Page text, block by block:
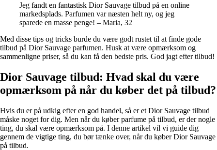
Jeg fandt en fantastisk Dior Sauvage tilbud på en online
markedsplads. Parfumen var næsten helt ny, og jeg
sparede en masse penge! – Maria, 32
Med disse tips og tricks burde du være godt rustet til at finde gode
tilbud på Dior Sauvage parfumen. Husk at være opmærksom og
sammenligne priser, så du kan få den bedste pris. God jagt efter tilbud!
Dior Sauvage tilbud: Hvad skal du være
opmærksom på når du køber det på tilbud?
Hvis du er på udkig efter en god handel, så er et Dior Sauvage tilbud
måske noget for dig. Men når du køber parfume på tilbud, er der nogle
ting, du skal være opmærksom på. I denne artikel vil vi guide dig
gennem de vigtige ting, du bør tænke over, når du køber Dior Sauvage
på tilbud.